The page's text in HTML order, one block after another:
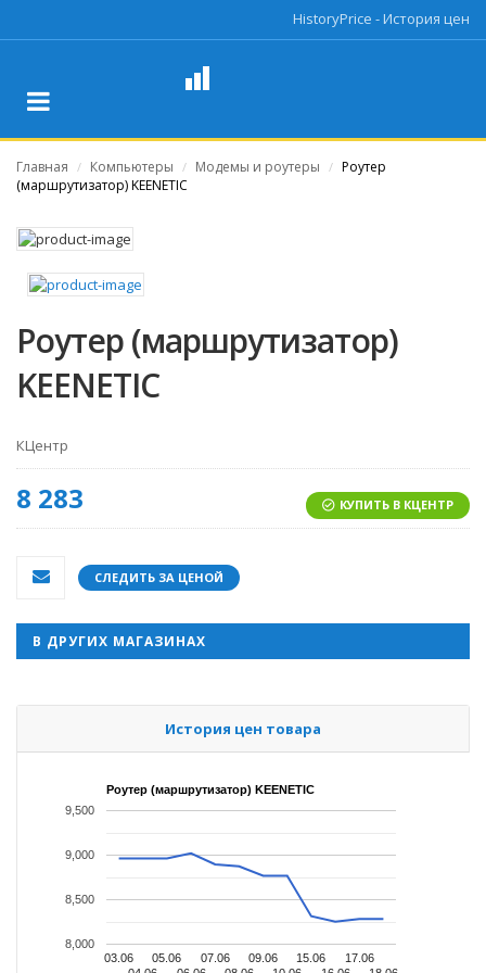
HistoryPrice - История цен
Главная / Компьютеры / Модемы и роутеры / Роутер
(маршрутизатор) KEENETIC
Роутер (маршрутизатор)
KEENETIC
КЦентр
8 283 КУПИТЬ В КЦЕНТР
СЛЕДИТЬ ЗА ЦЕНОЙ
В ДРУГИХ МАГАЗИНАХ
История цен товара
Роутер (маршрутизатор) KEENETIC
03.06
05.06
07.06
09.06
15.06
17.06
8,000
8,500
9,000
9,500